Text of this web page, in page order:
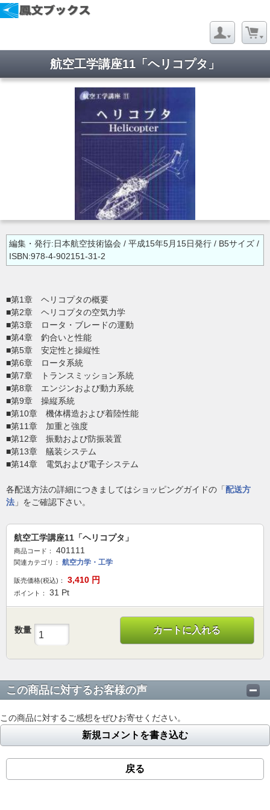
航空工学講座11「ヘリコプタ」
編集・発行:日本航空技術協会 / 平成15年5月15日発行 / B5サイズ /
ISBN:978-4-902151-31-2
■第1章 ヘリコプタの概要
■第2章 ヘリコプタの空気力学
■第3章 ロータ・ブレードの運動
■第4章 釣合いと性能
■第5章 安定性と操縦性
■第6章 ロータ系統
■第7章 トランスミッション系統
■第8章 エンジンおよび動力系統
■第9章 操縦系統
■第10章 機体構造および着陸性能
■第11章 加重と強度
■第12章 振動および防振装置
■第13章 艤装システム
■第14章 電気および電子システム
各配送方法の詳細につきましてはショッピングガイドの「配送方
法 」をご確認下さい。
航空工学講座11「ヘリコプタ」
商品コード： 401111
関連カテゴリ： 航空力学・工学
販売価格(税込)： 3,410 円
ポイント： 31 Pt
数量 カートに入れる
この商品に対するお客様の声
この商品に対するご感想をぜひお寄せください。
新規コメントを書き込む
戻る